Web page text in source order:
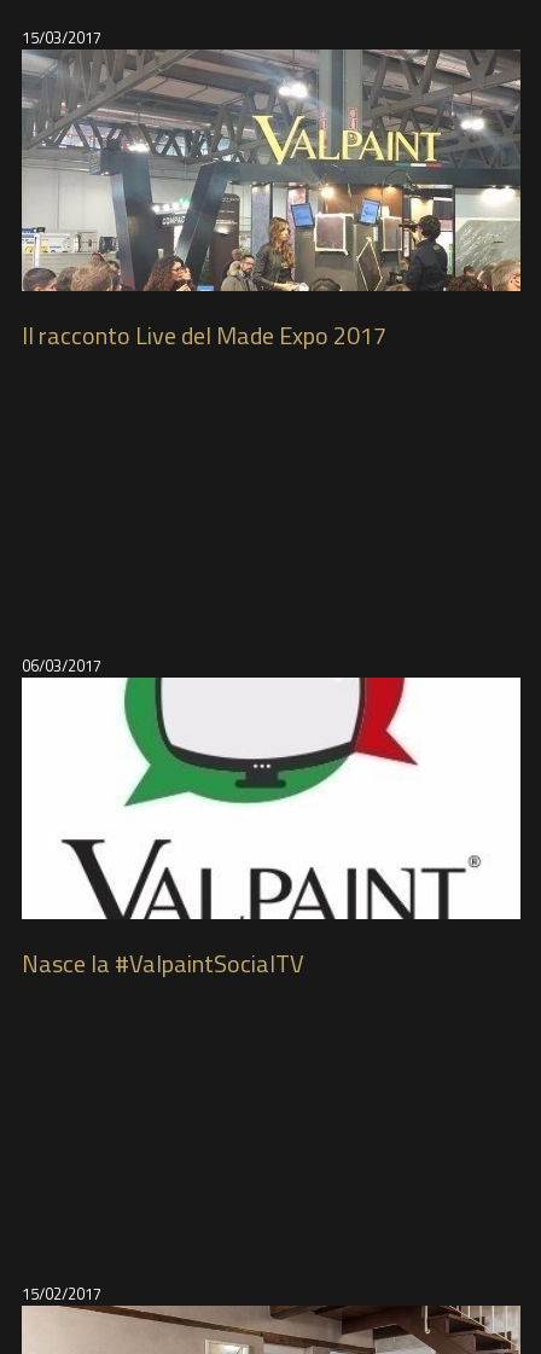
15/03/2017
Il racconto Live del Made Expo 2017
06/03/2017
Nasce la #ValpaintSocialTV
15/02/2017